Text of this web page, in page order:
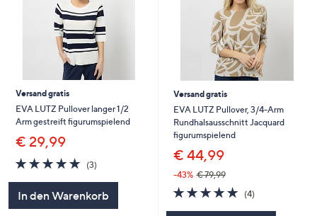
Versand gratis
EVA LUTZ Pullover langer 1/2
Arm gestreift figurumspielend
€ 29,99
5.0
von
(3)3
In den Warenkorb
Versand gratis
EVA LUTZ Pullover, 3/4-Arm
Rundhalsausschnitt Jacquard
figurumspielend
€ 44,99
-43% € 79,99
5.0
von
(4)